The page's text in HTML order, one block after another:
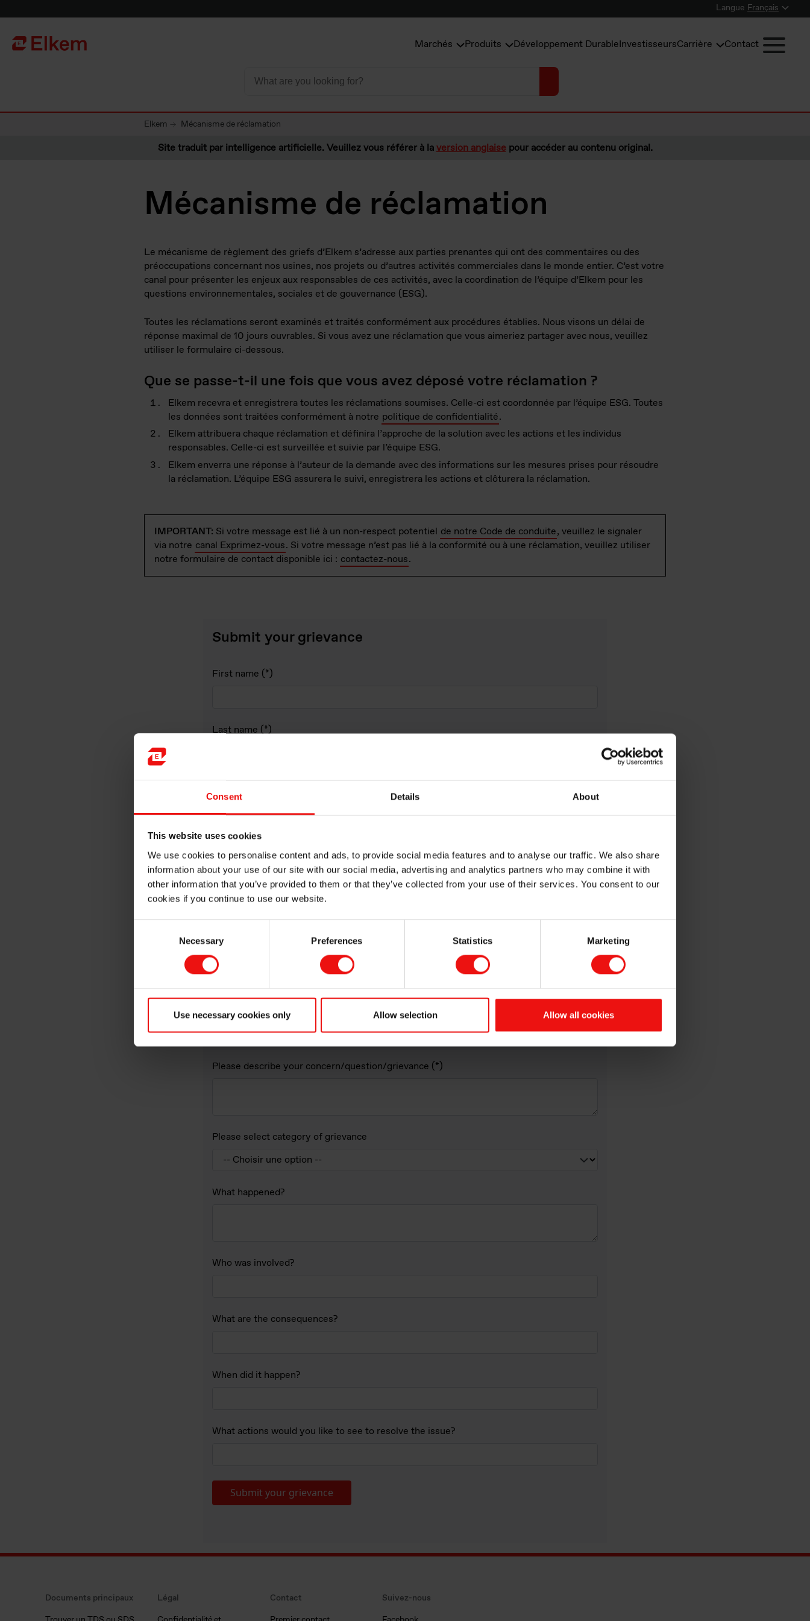
Consent Details About
This website uses cookies
We use cookies to personalise content and ads, to provide social media features and to analyse our traffic. We also share
information about your use of our site with our social media, advertising and analytics partners who may combine it with
other information that you’ve provided to them or that they’ve collected from your use of their services. You consent to our
cookies if you continue to use our website.
Necessary Preferences Statistics Marketing
Use necessary cookies only Allow selection Allow all cookies
Langue Français
Vers la page d'accueil Marchés Produits Développement DurableInvestisseursCarrière Contact
Elkem Mécanisme de réclamation
Site traduit par intelligence artificielle. Veuillez vous référer à laversion anglaise pour accéder au contenu original.
Mécanisme de réclamation
Le mécanisme de règlement des griefs d’Elkem s’adresse aux parties prenantes qui ont des commentaires ou des
préoccupations concernant nos usines, nos projets ou d’autres activités commerciales dans le monde entier. C’est votre
canal pour présenter les enjeux aux responsables de ces activités, avec la coordination de l’équipe d’Elkem pour les
questions environnementales, sociales et de gouvernance (ESG).
Toutes les réclamations seront examinés et traités conformément aux procédures établies. Nous visons un délai de
réponse maximal de 10 jours ouvrables. Si vous avez une réclamation que vous aimeriez partager avec nous, veuillez
utiliser le formulaire ci-dessous.
Que se passe-t-il une fois que vous avez déposé votre réclamation ?
Elkem recevra et enregistrera toutes les réclamations soumises. Celle-ci est coordonnée par l’équipe ESG. Toutes
les données sont traitées conformément à notre politique de confidentialité.
Elkem attribuera chaque réclamation et définira l’approche de la solution avec les actions et les individus
responsables. Celle-ci est surveillée et suivie par l’équipe ESG.
Elkem enverra une réponse à l’auteur de la demande avec des informations sur les mesures prises pour résoudre
la réclamation. L’équipe ESG assurera le suivi, enregistrera les actions et clôturera la réclamation.
IMPORTANT: Si votre message est lié à un non-respect potentiel de notre Code de conduite, veuillez le signaler
via notre canal Exprimez-vous. Si votre message n’est pas lié à la conformité ou à une réclamation, veuillez utiliser
notre formulaire de contact disponible ici : contactez-nous.
Submit your grievance
First name
Last name
Phone
Title (if applicable)
Organisation (if applicable)
Name of the Elkem plant, project or activity
Please describe your concern/question/grievance
Please select category of grievance
What happened?
Who was involved?
What are the consequences?
When did it happen?
What actions would you like to see to resolve the issue?
Submit your grievance
Documents principaux
Légal
Contact
Suivez-nous